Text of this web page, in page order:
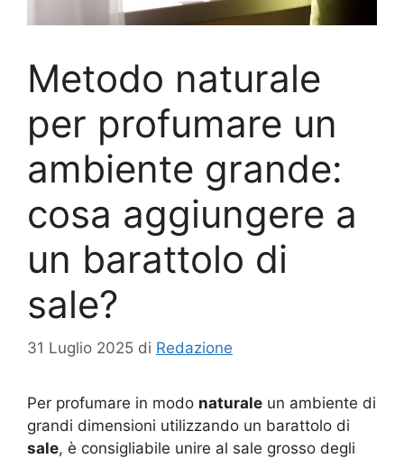
Metodo naturale
per profumare un
ambiente grande:
cosa aggiungere a
un barattolo di
sale?
31 Luglio 2025 di Redazione
Per profumare in modo naturale un ambiente di
grandi dimensioni utilizzando un barattolo di
sale, è consigliabile unire al sale grosso degli